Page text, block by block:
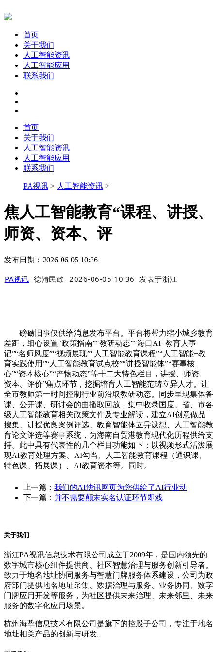
首页
关于我们
人工智能资讯
人工智能应用
联系我们
首页
关于我们
人工智能资讯
人工智能应用
联系我们
PA视讯 > 人工智能资讯 >
焦人工智能教育“课程、讲授、
师资、资本、评
发布日期：2026-06-05 10:36
PA视讯 德清民政 2026-06-05 10:36 发表于浙江
磅礴旧事仅供给消息发布平台。平台将帮力缩小城乡教育
差距，细心设置“政策指南”“教研动态”“海口AI+教育大事
记”“名师风度”“视频展现”“人工智能教育课程”“人工智能+教
育实践使用”“人工智能教育试点校”“讲授智能体”“赛事核
心”“资本核心”“产物动态”等十二大特色栏目，讲授、师资、
资本、评价”焦点环节，挖掘培育人工智能范畴立异人才。让
全市教师第一时间控制行业前沿取教研动态。同步呈现集体备
课、公开课、研讨会的曲播取回放，集中收录国度、省、市各
级人工智能教育相关政策文件及专业解读，建立AI创意做品
搜集、讲授优良案例评选、教育智能体立异设想、人工智能教
育论文评选等赛事系统，为海南自贸港教育现代化历程供给支
持。此中具有代表性的几个栏目功能如下：以视频形式活泼展
现AI教育处理方案、AI勾当、人工智能教育课程（通识课、
特色课、拓展课）、AI教育资本等。同时。
上一篇： 我们的AI快讯网页为您供给了AI行业动
下一篇： 并不需要颠末实名认证环节即戏
关于我们
浙江PA视讯信息技术有限公司成立于2009年，是国内领先的
数字城市核心组件提供商、社区智慧治理与服务创新引导者。
致力于地名地址协同服务与智慧门牌服务体系建设，公司为政
府部门提供地名地址采集、数据治理与服务、业务协同、数字
门牌应用开发等服务，为社区提供未来治理、未来邻里、未来
服务的数字化应用场景。
杭州海挚信息技术有限公司是旗下的控股子公司，专注于地名
地址相关产品的创新与研发。